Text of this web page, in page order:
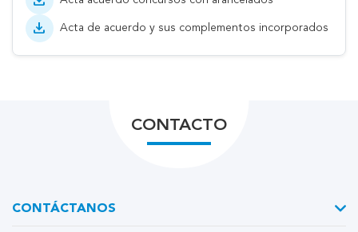
download Acta de acuerdo y sus complementos incorporados
CONTACTO
CONTÁCTANOS